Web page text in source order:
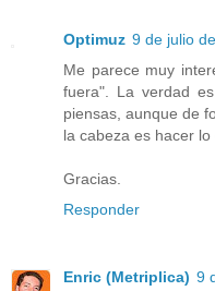
Optimuz 9 de julio
Me parece muy
fuera". La verdad
piensas, aunque de
la cabeza es hacer lo
Gracias.
Responder
Enric (Metriplica) 9